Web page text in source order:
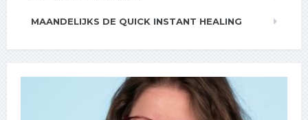
MAANDELIJKS DE QUICK INSTANT HEALING